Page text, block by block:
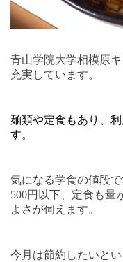
青山学院大学相模原
充実しています。
麺類や定食もあり、
す。
気になる学食の値段
500円以下、定食も量
よさが伺えます。
今月は節約したいと